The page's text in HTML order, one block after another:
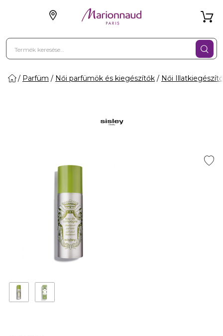
Parfüm Női parfümök és kiegészítők Női